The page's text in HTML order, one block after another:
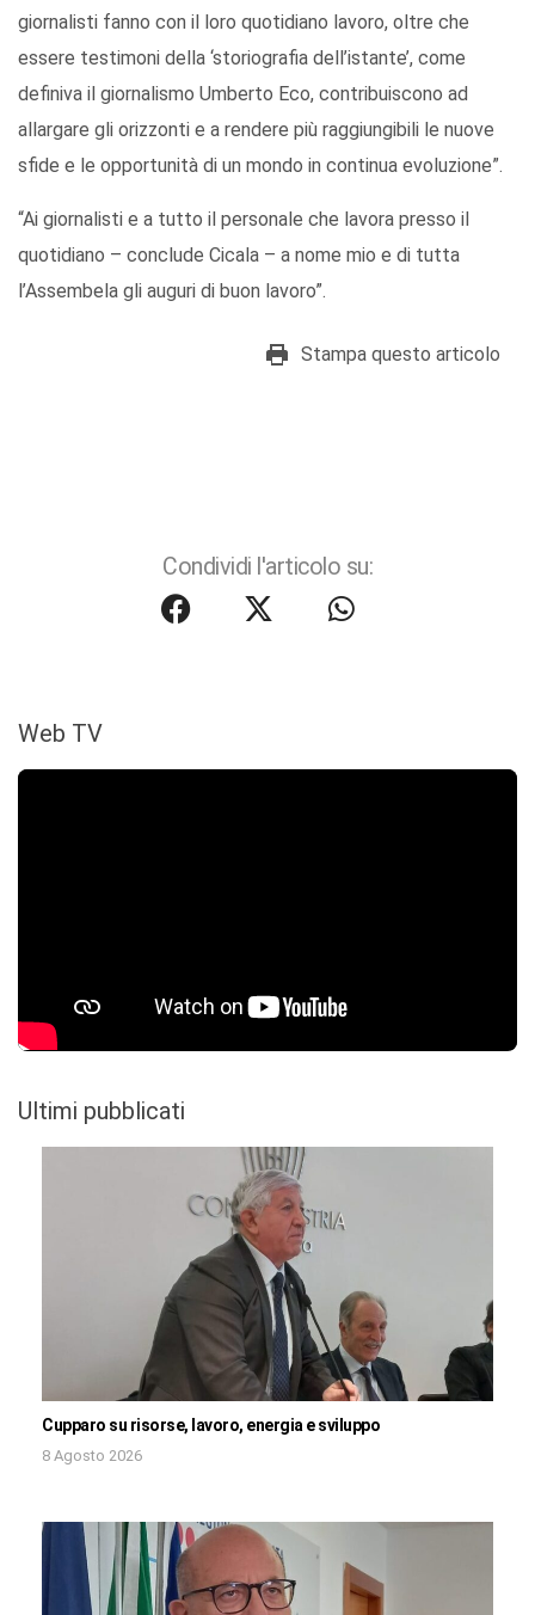
giornalisti fanno con il loro quotidiano lavoro, oltre che
essere testimoni della ‘storiografia dell’istante’, come
definiva il giornalismo Umberto Eco, contribuiscono ad
allargare gli orizzonti e a rendere più raggiungibili le nuove
sfide e le opportunità di un mondo in continua evoluzione”.
“Ai giornalisti e a tutto il personale che lavora presso il
quotidiano – conclude Cicala – a nome mio e di tutta
l’Assembela gli auguri di buon lavoro”.
Stampa questo articolo
Condividi l'articolo su:
Web TV
Ultimi pubblicati
Cupparo su risorse, lavoro, energia e sviluppo
8 Agosto 2026